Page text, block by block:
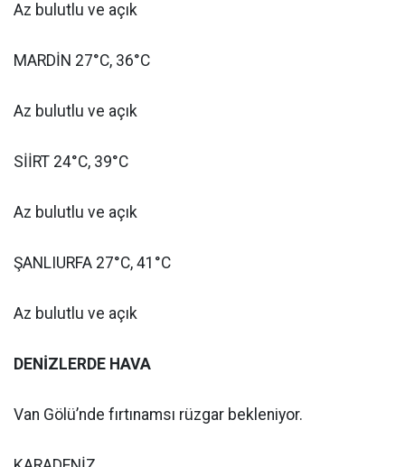
Az bulutlu ve açık
MARDİN 27°C, 36°C
Az bulutlu ve açık
SİİRT 24°C, 39°C
Az bulutlu ve açık
ŞANLIURFA 27°C, 41°C
Az bulutlu ve açık
DENİZLERDE HAVA
Van Gölü’nde fırtınamsı rüzgar bekleniyor.